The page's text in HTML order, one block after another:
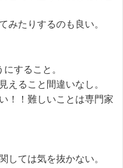
みたりするのも良い。
すること。
えること間違いなし。
！！難しいことは専門家
しては気を抜かない。